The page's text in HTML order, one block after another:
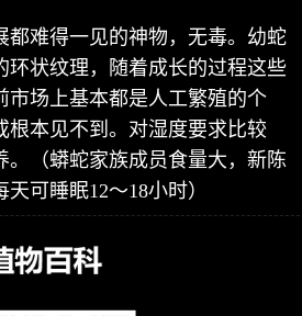
都难得一见的神物，无毒。幼蛇
环状纹理，随着成长的过程这些
市场上基本都是人工繁殖的个
根本见不到。对湿度要求比较
。（蟒蛇家族成员食量大，新陈
可睡眠12～18小时）